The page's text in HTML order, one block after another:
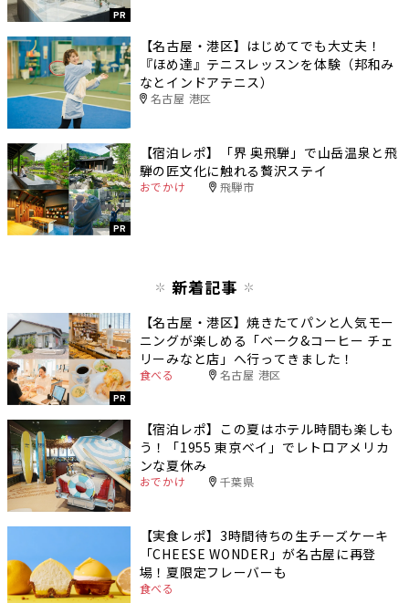
PR
【名古屋・港区】はじめてでも大丈夫！
『ほめ達』テニスレッスンを体験（邦和み
なとインドアテニス）
名古屋 港区
PR
【宿泊レポ】「界 奥飛騨」で山岳温泉と飛
騨の匠文化に触れる贅沢ステイ
おでかけ 飛騨市
新着記事
PR
【名古屋・港区】焼きたてパンと人気モー
ニングが楽しめる「ベーク&コーヒー チェ
リーみなと店」へ行ってきました！
食べる 名古屋 港区
【宿泊レポ】この夏はホテル時間も楽しも
う！「1955 東京ベイ」でレトロアメリカ
ンな夏休み
おでかけ 千葉県
【実食レポ】3時間待ちの生チーズケーキ
「CHEESE WONDER」が名古屋に再登
場！夏限定フレーバーも
食べる